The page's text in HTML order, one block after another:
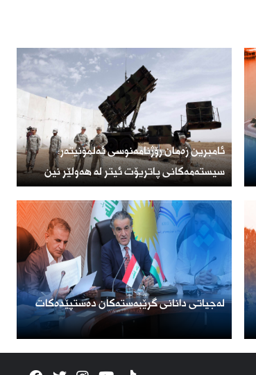
ئامبرین زەمان رۆژنامەنوسی ئەلمۆنیتەر:
سیستەمەکانی پاتریۆت ئیتر لە هەولێر نین
لەجیاتی دانانی گرێبەستەکان دەستپێدەکات